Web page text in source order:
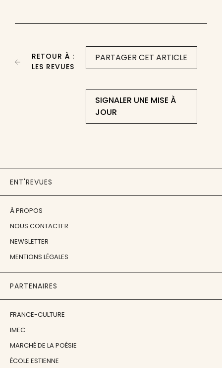
PARTAGER CET ARTICLE
SIGNALER UNE MISE À
JOUR
RETOUR À :
LES REVUES
ENT'REVUES
À PROPOS
NOUS CONTACTER
NEWSLETTER
MENTIONS LÉGALES
PARTENAIRES
FRANCE-CULTURE
IMEC
MARCHÉ DE LA POÉSIE
ÉCOLE ESTIENNE